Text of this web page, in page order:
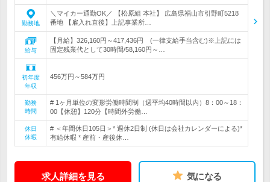
勤務地
＼マイカー通勤OK／ 【松原組 本社】 広島県福山市引野町5218
番地 【雇入れ直後】上記事業所…
給与
【月給】326,160円～417,436円 (一律支給手当含む)※上記には
固定残業代として30時間/58,160円～…
初年度
年収
456万円～584万円
勤務
時間
# 1ヶ月単位の変形労働時間制（週平均40時間以内）8：00～18：
00【休憩】120分【時間外労働…
休日
休暇
# ＜年間休日105日＞* 週休2日制 (休日は会社カレンダーによる)*
有給休暇 * 産前・産後休…
求人詳細を見る 気になる